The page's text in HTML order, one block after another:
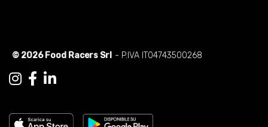
© 2026 Food Racers Srl - P.IVA IT04743500268